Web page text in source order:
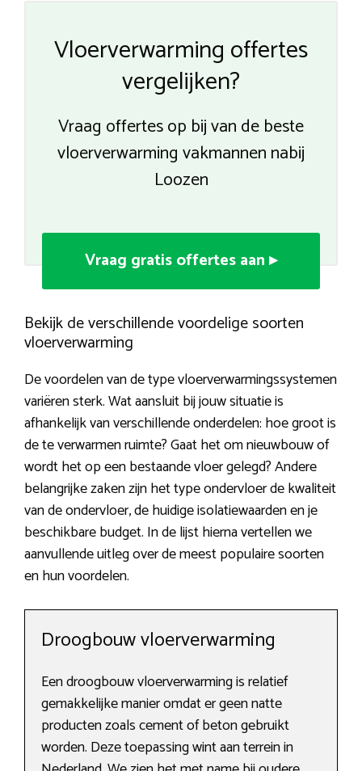
Vloerverwarming offertes
vergelijken?
Vraag offertes op bij van de beste
vloerverwarming vakmannen nabij
Loozen
Vraag gratis offertes aan ▸
Bekijk de verschillende voordelige soorten
vloerverwarming
De voordelen van de type vloerverwarmingssystemen
variëren sterk. Wat aansluit bij jouw situatie is
afhankelijk van verschillende onderdelen: hoe groot is
de te verwarmen ruimte? Gaat het om nieuwbouw of
wordt het op een bestaande vloer gelegd? Andere
belangrijke zaken zijn het type ondervloer de kwaliteit
van de ondervloer, de huidige isolatiewaarden en je
beschikbare budget. In de lijst hierna vertellen we
aanvullende uitleg over de meest populaire soorten
en hun voordelen.
Droogbouw vloerverwarming
Een droogbouw vloerverwarming is relatief
gemakkelijke manier omdat er geen natte
producten zoals cement of beton gebruikt
worden. Deze toepassing wint aan terrein in